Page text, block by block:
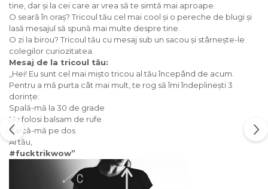
tine, dar și la cei care ar vrea să te simtă mai aproape.
O seară în oraș? Tricoul tău cel mai cool și o pereche de blugi și
lasă mesajul să spună mai multe despre tine.
O zi la birou? Tricoul tău cu mesaj sub un sacou și stârnește-le
colegilor curiozitatea.
Mesaj de la tricoul tău:
„Hei! Eu sunt cel mai mișto tricou al tău începând de acum.
Pentru a mă purta cât mai mult, te rog să îmi îndeplinești 3
dorințe:
Spală-mă la 30 de grade
Nu folosi balsam de rufe
Calcă-mă pe dos
Al tău,
#fucktrikwow”